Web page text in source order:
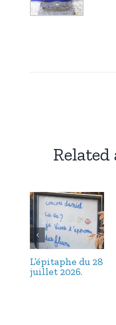
L’épitaphe du 28
juillet 2026.